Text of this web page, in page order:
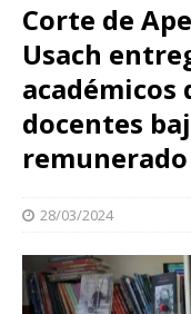
Corte de
Usach
académicos
docentes
remunerado
28/03/2024